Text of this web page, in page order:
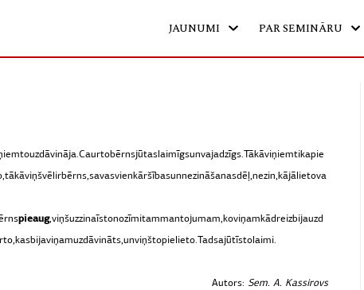
JAUNUMI PAR SEMINĀRU
touzdāvināja.Caurtobērnsjūtaslaimīgsunvajadzīgs.Tākāviņiemtikapie
tākāviņšvēlirbērns,savasvienkāršībasunnezināšanasdēļ,nezin,kājālietova
pieaug,viņšuzzinaīstonozīmitammantojumam,koviņamkādreizbijauzd
to,kasbijaviņamuzdāvināts,unviņštopielieto.Tadsajūtīstolaimi.
Autors: Sem. A. Kassirovs